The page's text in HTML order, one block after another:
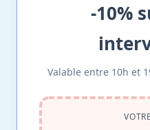
-10%
Valable entre 10h et